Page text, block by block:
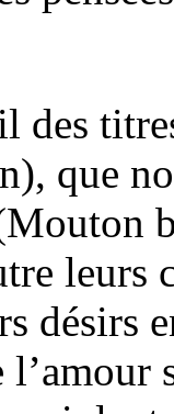
des
que
leurs
désirs